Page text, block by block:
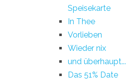
Speisekarte
In Thee
Vorlieben
Wieder nix
und überhaupt...
Das 51% Date